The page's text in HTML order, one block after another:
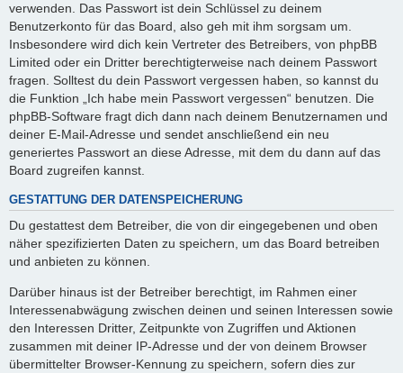
verwenden. Das Passwort ist dein Schlüssel zu deinem
Benutzerkonto für das Board, also geh mit ihm sorgsam um.
Insbesondere wird dich kein Vertreter des Betreibers, von phpBB
Limited oder ein Dritter berechtigterweise nach deinem Passwort
fragen. Solltest du dein Passwort vergessen haben, so kannst du
die Funktion „Ich habe mein Passwort vergessen“ benutzen. Die
phpBB-Software fragt dich dann nach deinem Benutzernamen und
deiner E-Mail-Adresse und sendet anschließend ein neu
generiertes Passwort an diese Adresse, mit dem du dann auf das
Board zugreifen kannst.
GESTATTUNG DER DATENSPEICHERUNG
Du gestattest dem Betreiber, die von dir eingegebenen und oben
näher spezifizierten Daten zu speichern, um das Board betreiben
und anbieten zu können.
Darüber hinaus ist der Betreiber berechtigt, im Rahmen einer
Interessenabwägung zwischen deinen und seinen Interessen sowie
den Interessen Dritter, Zeitpunkte von Zugriffen und Aktionen
zusammen mit deiner IP-Adresse und der von deinem Browser
übermittelter Browser-Kennung zu speichern, sofern dies zur